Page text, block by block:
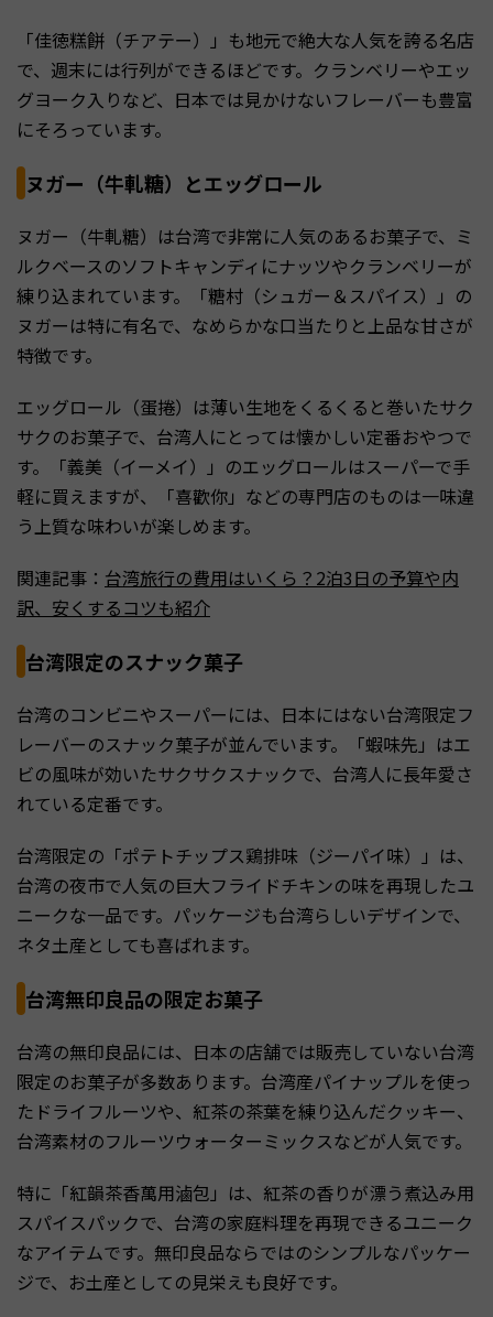
「佳徳糕餅（チアテー）」も地元で絶大な人気を誇る名店
で、週末には行列ができるほどです。クランベリーやエッ
グヨーク入りなど、日本では見かけないフレーバーも豊富
にそろっています。
ヌガー（牛軋糖）とエッグロール
ヌガー（牛軋糖）は台湾で非常に人気のあるお菓子で、ミ
ルクベースのソフトキャンディにナッツやクランベリーが
練り込まれています。「糖村（シュガー＆スパイス）」の
ヌガーは特に有名で、なめらかな口当たりと上品な甘さが
特徴です。
エッグロール（蛋捲）は薄い生地をくるくると巻いたサク
サクのお菓子で、台湾人にとっては懐かしい定番おやつで
す。「義美（イーメイ）」のエッグロールはスーパーで手
軽に買えますが、「喜歡你」などの専門店のものは一味違
う上質な味わいが楽しめます。
関連記事： 台湾旅行の費用はいくら？2泊3日の予算や内
訳、安くするコツも紹介
台湾限定のスナック菓子
台湾のコンビニやスーパーには、日本にはない台湾限定フ
レーバーのスナック菓子が並んでいます。「蝦味先」はエ
ビの風味が効いたサクサクスナックで、台湾人に長年愛さ
れている定番です。
台湾限定の「ポテトチップス鶏排味（ジーパイ味）」は、
台湾の夜市で人気の巨大フライドチキンの味を再現したユ
ニークな一品です。パッケージも台湾らしいデザインで、
ネタ土産としても喜ばれます。
台湾無印良品の限定お菓子
台湾の無印良品には、日本の店舗では販売していない台湾
限定のお菓子が多数あります。台湾産パイナップルを使っ
たドライフルーツや、紅茶の茶葉を練り込んだクッキー、
台湾素材のフルーツウォーターミックスなどが人気です。
特に「紅韻茶香萬用滷包」は、紅茶の香りが漂う煮込み用
スパイスパックで、台湾の家庭料理を再現できるユニーク
なアイテムです。無印良品ならではのシンプルなパッケー
ジで、お土産としての見栄えも良好です。